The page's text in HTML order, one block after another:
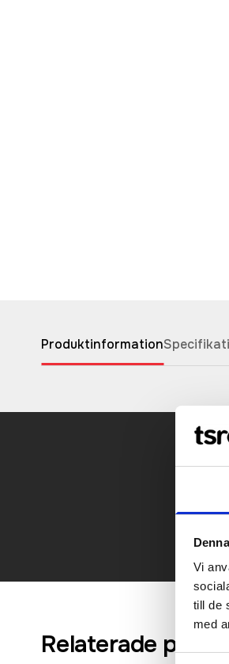
Vi
till de
med
Produktinformation
Relaterade